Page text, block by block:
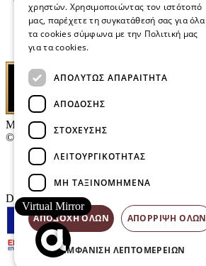
Μαρκάκης Οπτικά
© 2026
Επικοινωνία
E-Volution Awards
Designed & developed by
Virtual Mirror
χρηστών. Χρησιμοποιώντας τον ιστότοπό
μας, παρέχετε τη συγκατάθεσή σας για όλα
τα cookies σύμφωνα με την Πολιτική μας
για τα cookies.
ΑΠΟΛΎΤΩΣ ΑΠΑΡΑΊΤΗΤΑ
ΑΠΌΔΟΣΗΣ
ΣΤΌΧΕΥΣΗΣ
ΛΕΙΤΟΥΡΓΙΚΌΤΗΤΑΣ
ΜΗ ΤΑΞΙΝΟΜΗΜΈΝΑ
ΑΠΟΔΟΧΉ ΌΛΩΝ ΑΠΌΡΡΙΨΗ ΌΛΩΝ
ΕΜΦΆΝΙΣΗ ΛΕΠΤΟΜΕΡΕΙΏΝ